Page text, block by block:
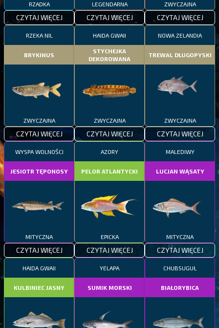
RZADKA
CZYTAJ WIĘCEJ
LEGENDARNA
CZYTAJ WIĘCEJ
ZWYCZAJNA
CZYTAJ WIĘCEJ
RZEKA NIL
BRYKINUS
ZWYCZAJNA
CZYTAJ WIĘCEJ
HAIDA GWAII
STYCHEJKA
DEKOROWANA
ZWYCZAJNA
CZYTAJ WIĘCEJ
NOWA ZELANDIA
TREWAL DŁUGOPYSKI
ZWYCZAJNA
CZYTAJ WIĘCEJ
WYSPA WOLNOŚCI
JESIOTR TĘPONOSY
MITYCZNA
CZYTAJ WIĘCEJ
AZORY
PELOR ATLANTYCKI
EPICKA
CZYTAJ WIĘCEJ
MALEDIWY
LUCJAN WĄSATY
MITYCZNA
CZYTAJ WIĘCEJ
HAIDA GWAII
KULBINIEC JASNY
YELAPA
SUMIK MORSKI
CHUBSUGUŁ
BIAŁORYBICA